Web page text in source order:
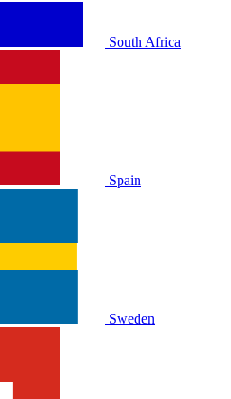
South Africa
Spain
Sweden